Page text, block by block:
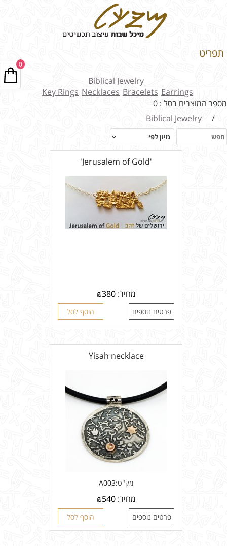
תפריט
Biblical Jewelry
Earrings
Bracelets
Necklaces
Key Rings
מספר המוצרים בסל : 0
/
Biblical Jewelry
0
'Jerusalem of Gold'
מחיר: ₪380
פרטים נוספים הוסף לסל
Yisah necklace
מק"ט:A003
מחיר: ₪540
פרטים נוספים הוסף לסל